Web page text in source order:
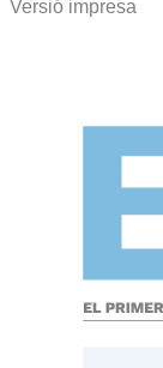
Versió impresa